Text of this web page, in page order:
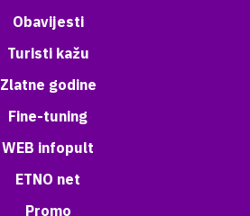
Obavijesti
Turisti kažu
Zlatne godine
Fine-tuning
WEB infopult
ETNO net
Promo